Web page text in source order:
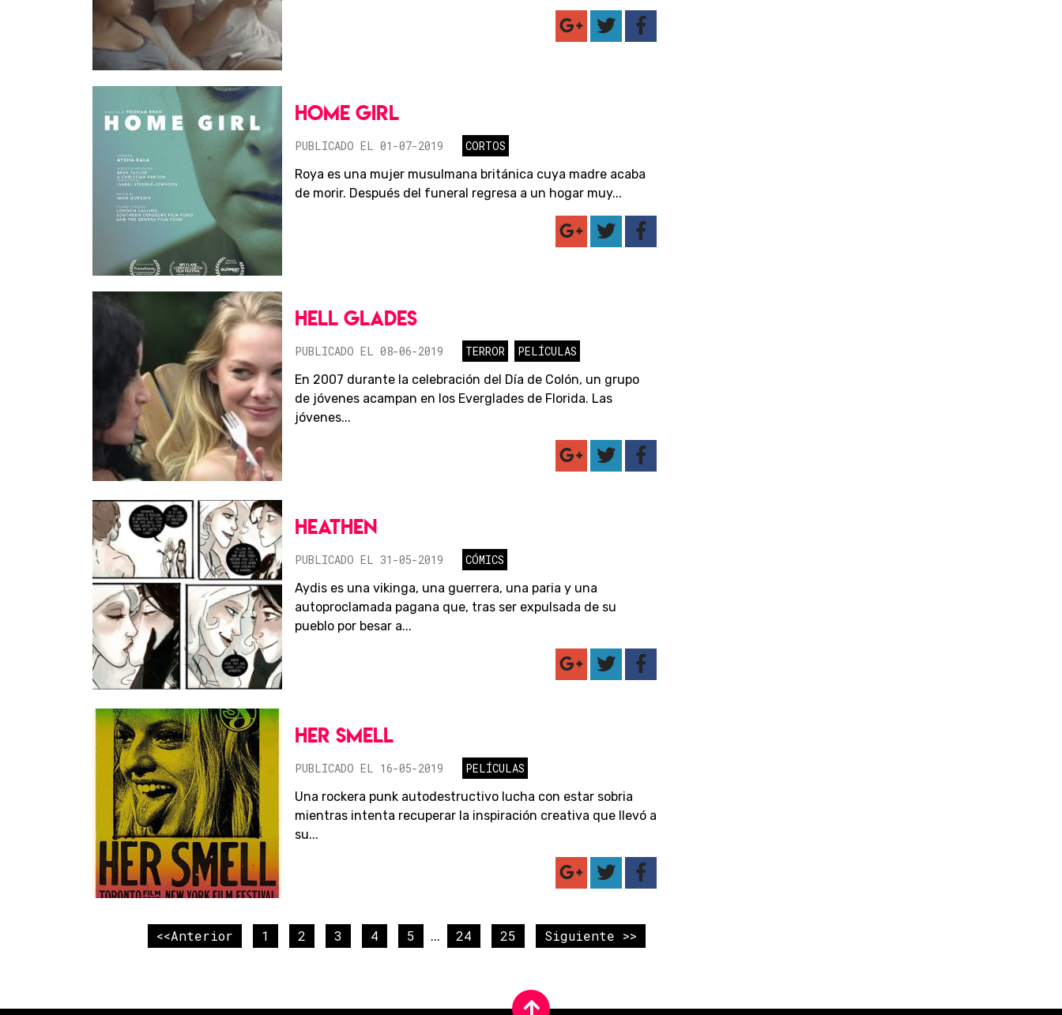
HOME GIRL
PUBLICADO EL 01-07-2019
CORTOS
Roya es una mujer musulmana británica cuya madre acaba
de morir. Después del funeral regresa a un hogar muy...
HELL GLADES
PUBLICADO EL 08-06-2019 TERROR
PELÍCULAS
En 2007 durante la celebración del Día de Colón, un grupo
de jóvenes acampan en los Everglades de Florida. Las
jóvenes...
HEATHEN
PUBLICADO EL 31-05-2019
CÓMICS
Aydis es una vikinga, una guerrera, una paria y una
autoproclamada pagana que, tras ser expulsada de su
pueblo por besar a...
HER SMELL
PUBLICADO EL 16-05-2019
PELÍCULAS
Una rockera punk autodestructivo lucha con estar sobria
mientras intenta recuperar la inspiración creativa que llevó a
su...
<<Anterior 1 2 3 4 5 ... 24 25 Siguiente >>